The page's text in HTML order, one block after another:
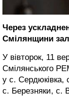
Через
Смілянщини
У вівторок, 11
Смілянського
у с. Сердюківка,
с. Березняки, с.